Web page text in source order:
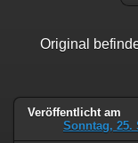
Original
Veröffentlicht am
Sonntag, 25.